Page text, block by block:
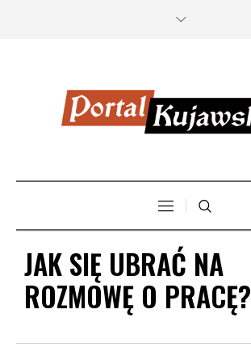
JAK SIĘ UBRAĆ NA
ROZMOWĘ O PRACĘ?